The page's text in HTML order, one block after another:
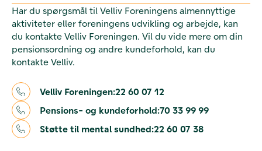
Har du spørgsmål til Velliv Foreningens almennyttige
aktiviteter eller foreningens udvikling og arbejde, kan
du kontakte Velliv Foreningen. Vil du vide mere om din
pensionsordning og andre kundeforhold, kan du
kontakte Velliv.
Velliv Foreningen:22 60 07 12
Pensions- og kundeforhold:70 33 99 99
Støtte til mental sundhed:22 60 07 38